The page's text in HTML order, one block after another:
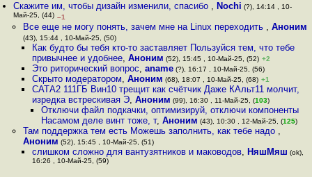
Скажите им, чтобы дизайн изменили, спасибо , Nochi (?), 14:14 , 10-
Май-25, (44) –1
Все еще не могу понять, зачем мне на Linux переходить , Аноним
(43), 15:44 , 10-Май-25, (50)
Как будто бы тебя кто-то заставляет Пользуйся тем, что тебе
привычнее и удобнее, Аноним (52), 15:45 , 10-Май-25, (52) +2
Это риторический вопрос, aname(?), 16:17 , 10-Май-25, (56)
Скрыто модератором, Аноним (68), 18:07 , 10-Май-25, (68) +1
САТА2 111ГБ Вин10 трещит как счётчик Даже КАльт11 молчит,
изредка встрескивая Э, Аноним (99), 16:30 , 11-Май-25, (103)
Отключи файл подкачки, оптимизируй, отключи компоненты
Насамом деле винт тоже, т,Аноним (43), 10:30 , 12-Май-25, (125)
Там поддержка тем есть Можешь заполнить, как тебе надо ,
Аноним (52), 15:45 , 10-Май-25, (51)
слишком сложно для вантузятников и маководов, НяшМяш (ok),
16:26 , 10-Май-25, (59)